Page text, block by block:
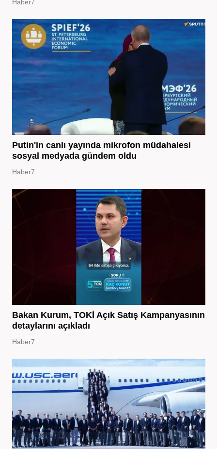
Haber7
Putin'in canlı yayında mikrofon müdahalesi
sosyal medyada gündem oldu
Haber7
Bakan Kurum, TOKİ Açık Satış Kampanyasının
detaylarını açıkladı
Haber7